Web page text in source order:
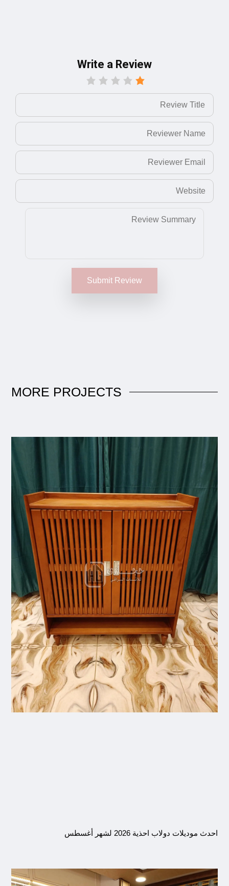
Write a Review
Submit Review
MORE PROJECTS
احدث موديلات دولاب احذية 2026 لشهر أغسطس